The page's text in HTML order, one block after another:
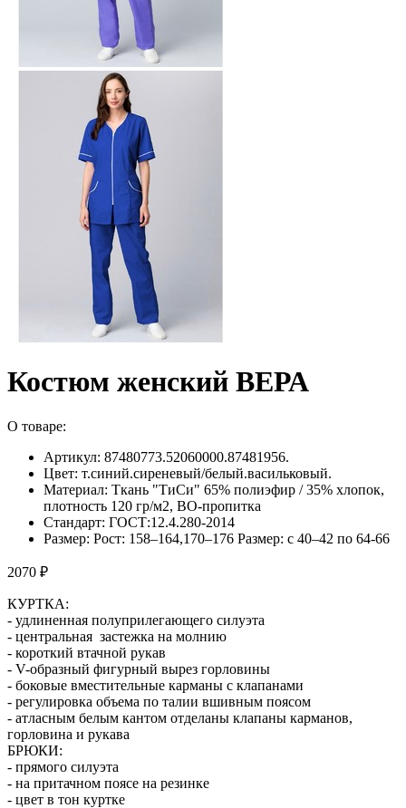
Костюм женский ВЕРА
О товаре:
Артикул: 87480773.52060000.87481956.
Цвет: т.синий.сиреневый/белый.васильковый.
Материал: Ткань "ТиСи" 65% полиэфир / 35% хлопок,
плотность 120 гр/м2, ВО-пропитка
Стандарт: ГОСТ:12.4.280-2014
Размер: Рост: 158–164,170–176 Размер: с 40–42 по 64-66
2070 ₽
КУРТКА:
- удлиненная полуприлегающего силуэта
- центральная застежка на молнию
- короткий втачной рукав
- V-образный фигурный вырез горловины
- боковые вместительные карманы с клапанами
- регулировка объема по талии вшивным поясом
- атласным белым кантом отделаны клапаны карманов,
горловина и рукава
БРЮКИ:
- прямого силуэта
- на притачном поясе на резинке
- цвет в тон куртке